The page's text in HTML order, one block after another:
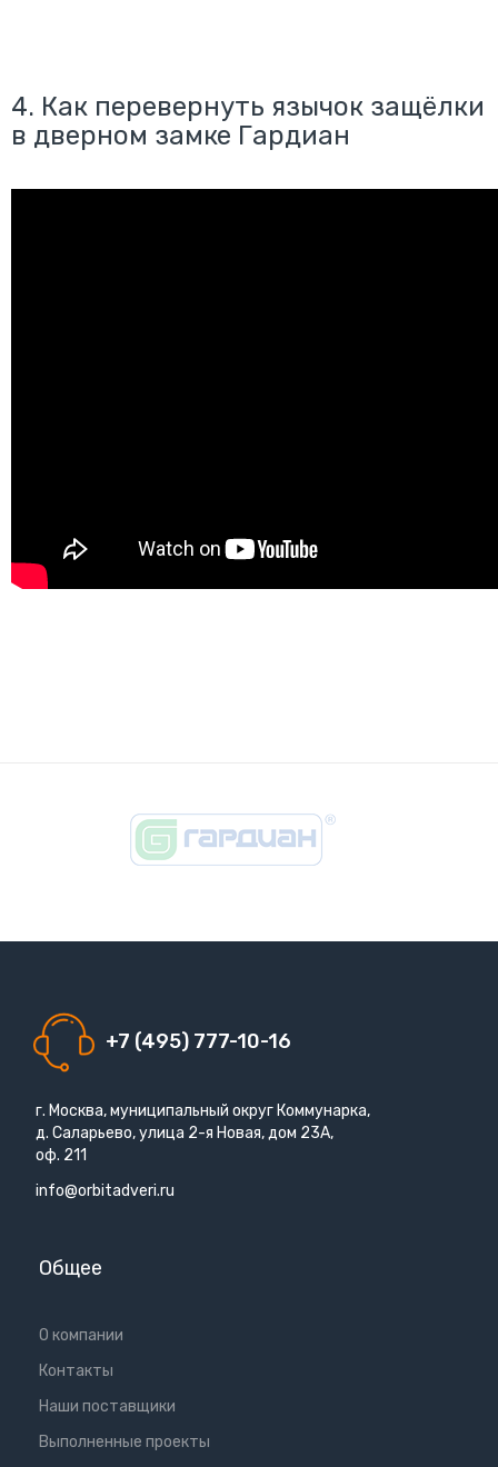
4. Как перевернуть язычок защёлки
в дверном замке Гардиан
+7 (495) 777-10-16
г. Москва, муниципальный округ Коммунарка,
д. Саларьево, улица 2-я Новая, дом 23А,
оф. 211
info@orbitadveri.ru
Общее
О компании
Контакты
Наши поставщики
Выполненные проекты